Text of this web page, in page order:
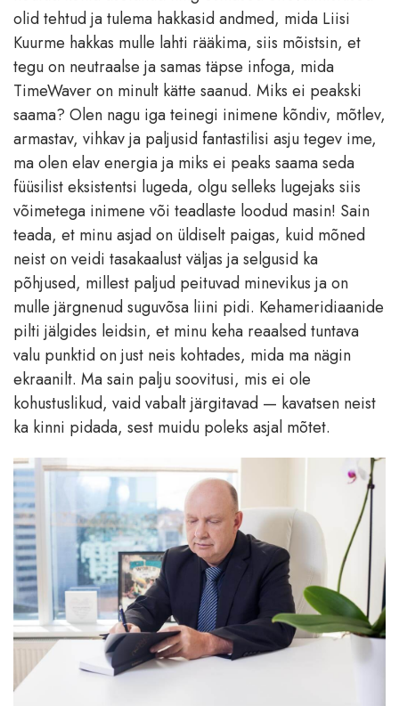
olid tehtud ja tulema hakkasid andmed, mida Liisi
Kuurme hakkas mulle lahti rääkima, siis mõistsin, et
tegu on neutraalse ja samas täpse infoga, mida
TimeWaver on minult kätte saanud. Miks ei peakski
saama? Olen nagu iga teinegi inimene kõndiv, mõtlev,
armastav, vihkav ja paljusid fantastilisi asju tegev ime,
ma olen elav energia ja miks ei peaks saama seda
füüsilist eksistentsi lugeda, olgu selleks lugejaks siis
võimetega inimene või teadlaste loodud masin! Sain
teada, et minu asjad on üldiselt paigas, kuid mõned
neist on veidi tasakaalust väljas ja selgusid ka
põhjused, millest paljud peituvad minevikus ja on
mulle järgnenud suguvõsa liini pidi. Kehameridiaanide
pilti jälgides leidsin, et minu keha reaalsed tuntava
valu punktid on just neis kohtades, mida ma nägin
ekraanilt. Ma sain palju soovitusi, mis ei ole
kohustuslikud, vaid vabalt järgitavad — kavatsen neist
ka kinni pidada, sest muidu poleks asjal mõtet.